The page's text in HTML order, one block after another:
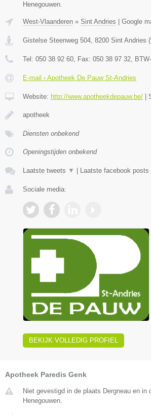
Henegouwen.
West-Vlaanderen » Sint Andries Google
Gistelse Steenweg 504, 8200 Sint Andries (
Tel: 050 38 92 60, Fax: 050 38 97 32,
E-mail › Apotheek De Pauw St-Andries
Website: http://www.apotheekdepauw.be/
apotheek
Diensten onbekend
Openingstijden onbekend
Laatste tweets ▼ Laatste facebook posts
Sociale media:
BEKIJK VOLLEDIG PROFIEL
Apotheek Paredis Genk
Niet gevestigd in de plaats Dergneau en in
Henegouwen.